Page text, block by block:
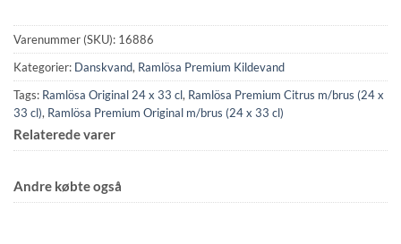
Varenummer (SKU): 16886
Kategorier: Danskvand, Ramlösa Premium Kildevand
Tags: Ramlösa Original 24 x 33 cl, Ramlösa Premium Citrus m/brus (24 x
33 cl), Ramlösa Premium Original m/brus (24 x 33 cl)
Relaterede varer
Andre købte også